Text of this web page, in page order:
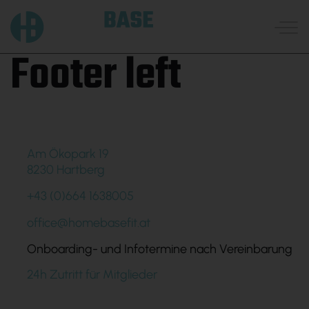
SkipFooter left
Am Ökopark 19
8230 Hartberg
+43 (0)664 1638005
office@homebasefit.at
Onboarding- und Infotermine nach Vereinbarung
24h Zutritt für Mitglieder